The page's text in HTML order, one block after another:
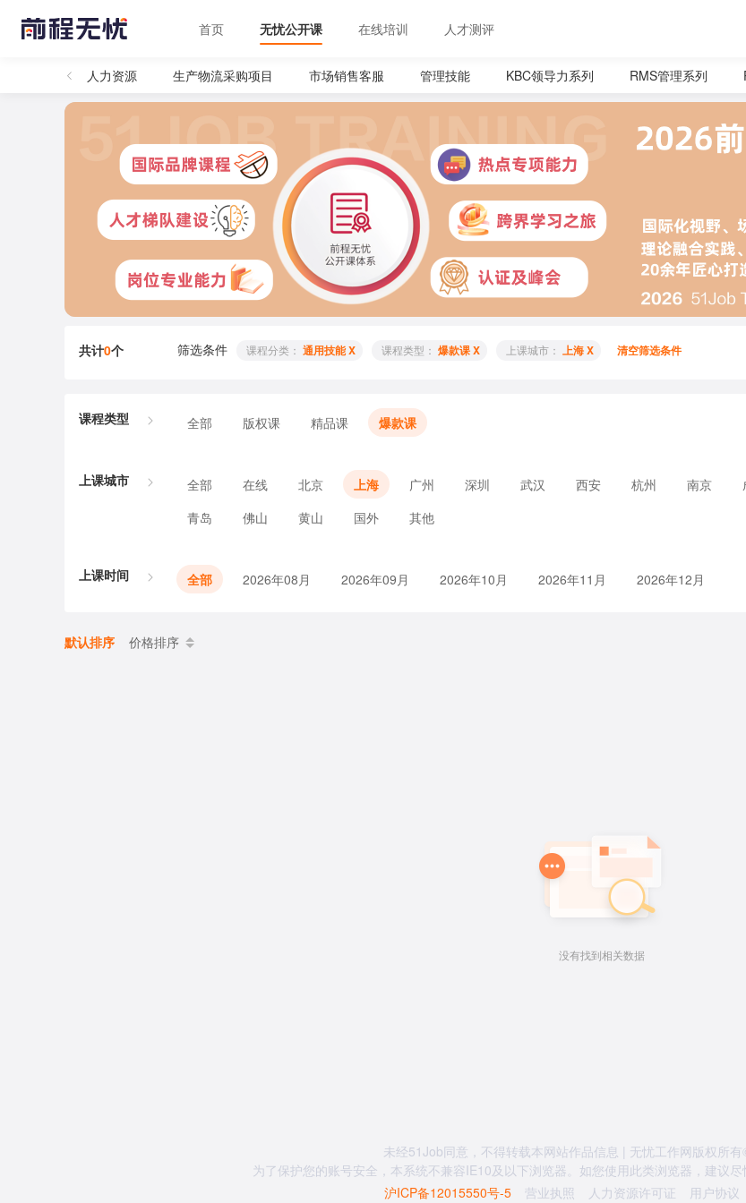
首页 无忧公开课 在线培训 人才测评
人力资源 生产物流采购项目 市场销售客服 管理技能 KBC领导力系列 RMS管理系列
共计0个 筛选条件 课程分类： 通用技能 X 课程类型： 爆款课 X 上课城市： 上海 X 清空筛选条件
课程类型 全部 版权课 精品课 爆款课
上课城市 全部 在线 北京 上海 广州 深圳 武汉 西安 杭州 南京
青岛
佛山 黄山 国外 其他
上课时间 全部 2026年08月 2026年09月 2026年10月 2026年11月 2026年12月
默认排序 价格排序
没有找到相关数据
未经51Job同意，不得转载本网站作品信息 | 无忧工作网版权所
为了保护您的账号安全，本系统不兼容IE10及以下浏览器。如您使用此类浏览器，建议尽
沪ICP备12015550号-5
营业执照 人力资源许可证 用户协议